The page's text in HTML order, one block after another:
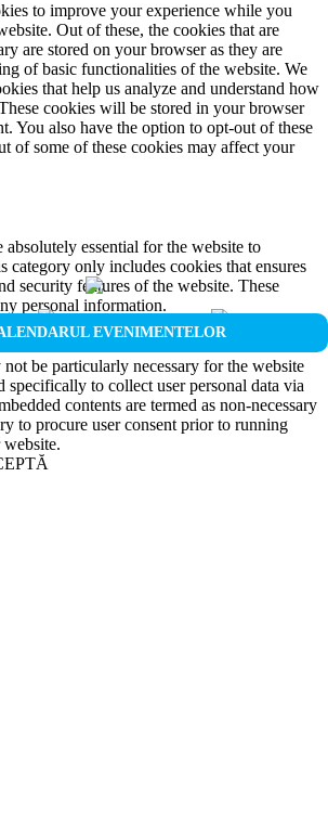
EVENIMENTELOR
to improve your experience while you
Out of these, the cookies that are
are stored on your browser as they are
of basic functionalities of the website. We
that help us analyze and understand how
cookies will be stored in your browser
You also have the option to opt-out of these
of some of these cookies may affect your
absolutely essential for the website to
category only includes cookies that ensures
security features of the website. These
personal information.
be particularly necessary for the website
specifically to collect user personal data via
contents are termed as non-necessary
to procure user consent prior to running